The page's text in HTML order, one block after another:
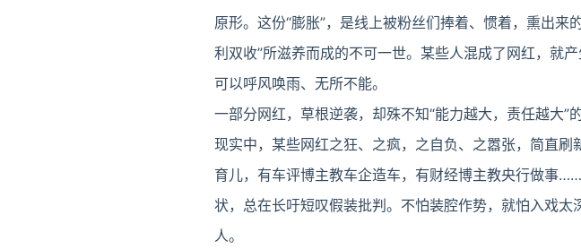
原形。这份“膨胀”，是线上被粉丝们捧着、惯着，熏出
利双收”所滋养而成的不可一世。某些人混成了网红，就
可以呼风唤雨、无所不能。
一部分网红，草根逆袭，却殊不知“能力越大，责任越大”
现实中，某些网红之狂、之疯，之自负、之嚣张，简直
育儿，有车评博主教车企造车，有财经博主教央行做事
状，总在长吁短叹假装批判。不怕装腔作势，就怕入戏
人。